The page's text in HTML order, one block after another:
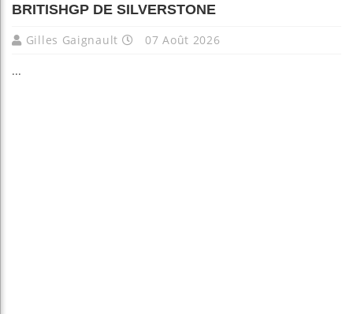
BRITISHGP DE SILVERSTONE
Gilles Gaignault 07 Août 2026
...